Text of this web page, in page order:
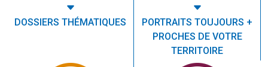
DOSSIERS THÉMATIQUES
PORTRAITS TOUJOURS +
PROCHES DE VOTRE
TERRITOIRE